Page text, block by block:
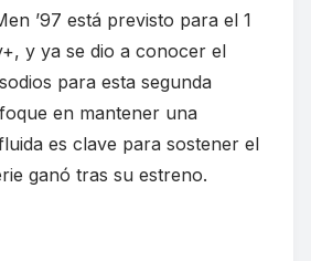
’97 está previsto para el 1
y ya se dio a conocer el
para esta segunda
en mantener una
es clave para sostener el
ganó tras su estreno.